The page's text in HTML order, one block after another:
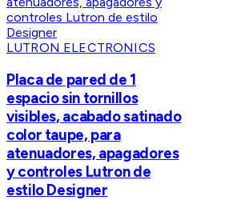
LUTRON ELECTRONICS
Placa de pared de 1
espacio sin tornillos
visibles, acabado satinado
color taupe, para
atenuadores, apagadores
y controles Lutron de
estilo Designer